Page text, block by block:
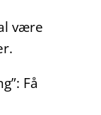
være
Få